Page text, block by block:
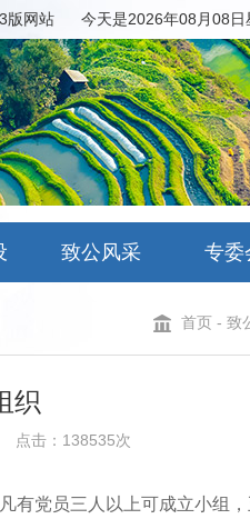
版网站 今天是2026年08月08日
致公风采 专委
首页 - 致
织
点击：138535次
党员三人以上可成立小组，